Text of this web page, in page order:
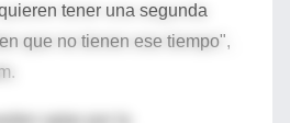
tener una segunda
que no tienen ese tiempo",